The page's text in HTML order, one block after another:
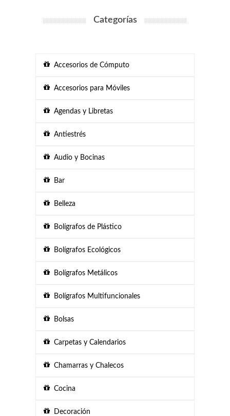
Categorías
Accesorios de Cómputo
Accesorios para Móviles
Agendas y Libretas
Antiestrés
Audio y Bocinas
Bar
Belleza
Bolígrafos de Plástico
Bolígrafos Ecológicos
Bolígrafos Metálicos
Bolígrafos Multifuncionales
Bolsas
Carpetas y Calendarios
Chamarras y Chalecos
Cocina
Decoración